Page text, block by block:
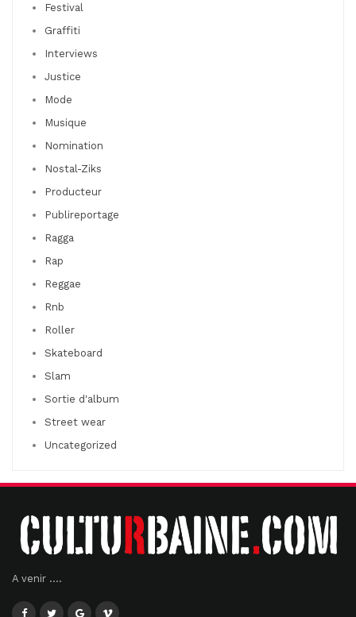
Festival
Graffiti
Interviews
Justice
Mode
Musique
Nomination
Nostal-Ziks
Producteur
Publireportage
Ragga
Rap
Reggae
Rnb
Roller
Skateboard
Slam
Sortie d'album
Street wear
Uncategorized
A venir ....